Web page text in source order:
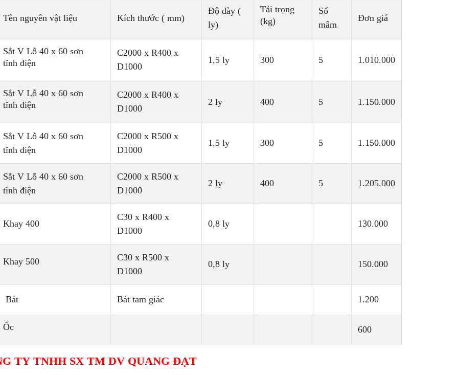
Tên nguyên vật liệu Kích thước ( mm)
Độ dày (
ly)
Tải trọng
(kg)
Số
mâm
Đơn giá
Sắt V Lỗ 40 x 60 sơn
tĩnh điện
C2000 x R400 x
D1000
1,5 ly 300 5 1.010.000
Sắt V Lỗ 40 x 60 sơn
tĩnh điện
C2000 x R400 x
D1000
2 ly 400 5 1.150.000
Sắt V Lỗ 40 x 60 sơn
tĩnh điện
C2000 x R500 x
D1000
1,5 ly 300 5 1.150.000
Sắt V Lỗ 40 x 60 sơn
tĩnh điện
C2000 x R500 x
D1000
2 ly 400 5 1.205.000
Khay 400
C30 x R400 x
D1000
0,8 ly 130.000
Khay 500
C30 x R500 x
D1000
0,8 ly 150.000
Bát Bát tam giác 1.200
Ốc 600
TY TNHH SX TM DV QUANG ĐẠT